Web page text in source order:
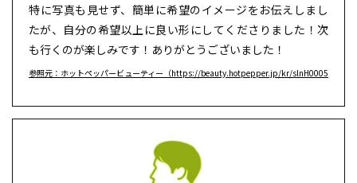
特に写真も見せず、簡単に希望のイメージをお伝えしまし
たが、自分の希望以上に良い形にしてくださりました！次
も行くのが楽しみです！ありがとうございました！
参照元：ホットペッパービューティー（https://beauty.hotpepper.jp/kr/